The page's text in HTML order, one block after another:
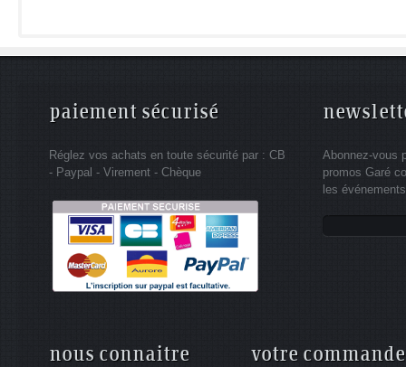
paiement sécurisé
Réglez vos achats en toute sécurité par : CB
- Paypal - Virement - Chèque
Abonnez-vous
promos Garé
les
nous connaitre votre commande